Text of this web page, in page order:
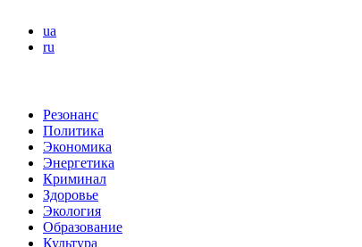
ua
ru
Резонанс
Политика
Экономика
Энергетика
Криминал
Здоровье
Экология
Образование
Культура